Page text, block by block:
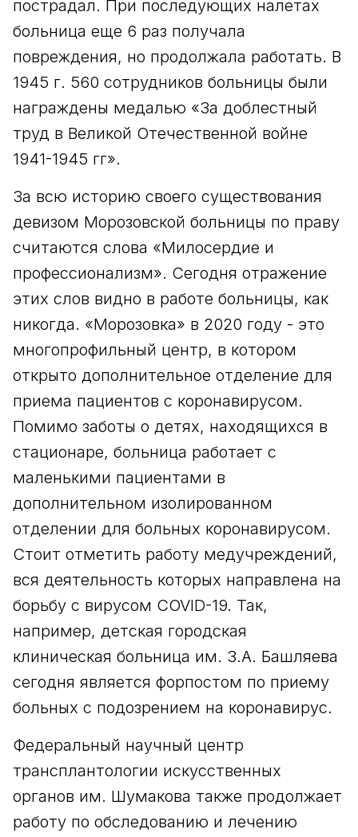
пострадал. При последующих налетах
больница еще 6 раз получала
повреждения, но продолжала работать. В
1945 г. 560 сотрудников больницы были
награждены медалью «За доблестный
труд в Великой Отечественной войне
1941-1945 гг».
За всю историю своего существования
девизом Морозовской больницы по праву
считаются слова «Милосердие и
профессионализм». Сегодня отражение
этих слов видно в работе больницы, как
никогда. «Морозовка» в 2020 году - это
многопрофильный центр, в котором
открыто дополнительное отделение для
приема пациентов с коронавирусом.
Помимо заботы о детях, находящихся в
стационаре, больница работает с
маленькими пациентами в
дополнительном изолированном
отделении для больных коронавирусом.
Стоит отметить работу медучреждений,
вся деятельность которых направлена на
борьбу с вирусом COVID-19. Так,
например, детская городская
клиническая больница им. 3.А. Башляева
сегодня является форпостом по приему
больных с подозрением на коронавирус.
Федеральный научный центр
трансплантологии искусственных
органов им. Шумакова также продолжает
работу по обследованию и лечению